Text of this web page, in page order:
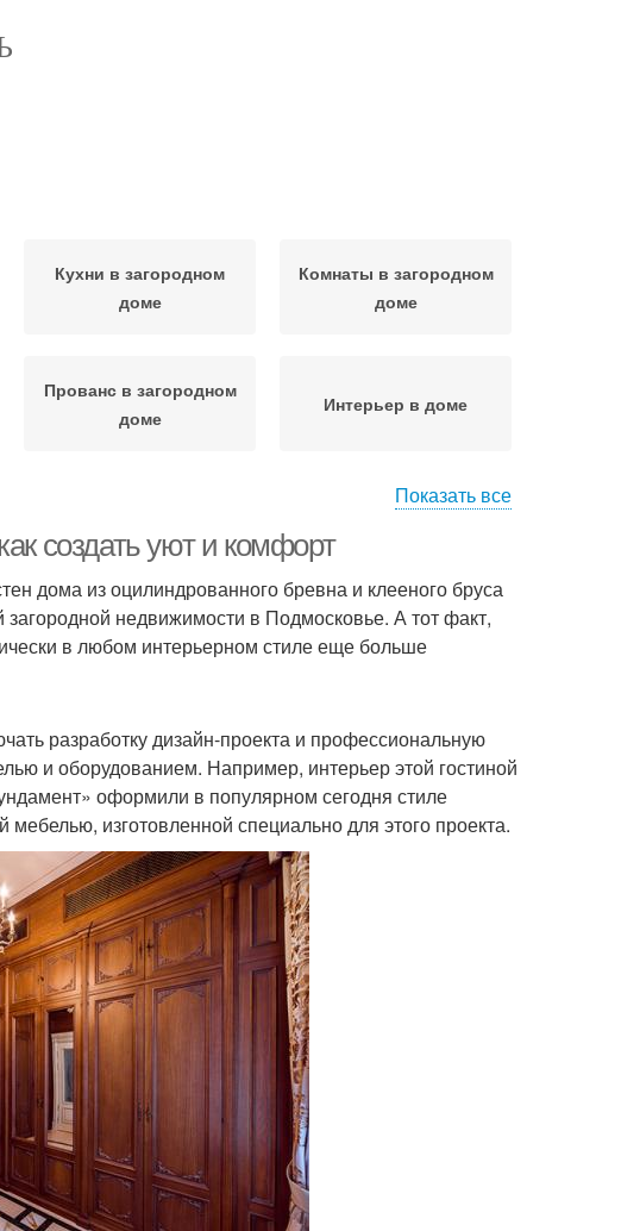
Кухни в загородном
доме
Комнаты в загородном
доме
Прованс в загородном
доме
Интерьер в доме
Показать все
создать уют и комфорт
дома из оцилиндрованного бревна и клееного бруса
недвижимости в Подмосковье. А тот факт,
в любом интерьерном стиле еще больше
разработку дизайн-проекта и профессиональную
и оборудованием. Например, интерьер этой гостиной
оформили в популярном сегодня стиле
изготовленной специально для этого проекта.